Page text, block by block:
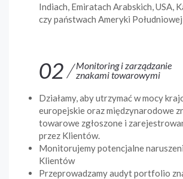
Indiach, Emiratach Arabskich, USA,
czy państwach Ameryki Południowej
02
Monitoring i zarządzanie
znakami towarowymi
Działamy, aby utrzymać w mocy
europejskie oraz międzynarodowe
towarowe zgłoszone i
przez Klientów.
Monitorujemy potencjalne
Klientów
Przeprowadzamy audyt portfolio